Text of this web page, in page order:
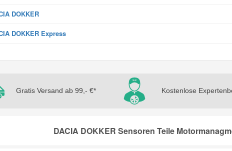
DOKKER
DOKKER Express
Gratis Versand ab 99,- €* Kostenlose
DACIA DOKKER Sensoren Teile